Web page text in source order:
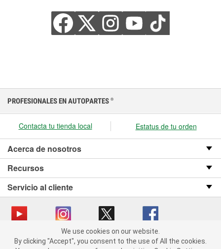
We use cookies on our website. By clicking "Accept", you consent
to the use of All the cookies.
PROFESIONALES EN AUTOPARTES ®
Contacta tu tienda local Estatus de tu orden
Acerca de nosotros
Recursos
Servicio al cliente
Copyright © 2008-2026 O’Reilly Auto Parts v OST_3.2.0.0.729 (3) cv1361
We use cookies on our website.
By clicking "Accept", you consent to the use of All the cookies.